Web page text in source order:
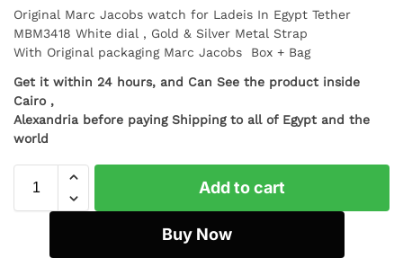
Original Marc Jacobs watch for Ladeis In Egypt Tether
MBM3418 White dial , Gold & Silver Metal Strap
With Original packaging Marc Jacobs Box + Bag
Get it within 24 hours, and Can See the product inside
Cairo ,
Alexandria before paying Shipping to all of Egypt and the
world
Add to cart
Buy Now